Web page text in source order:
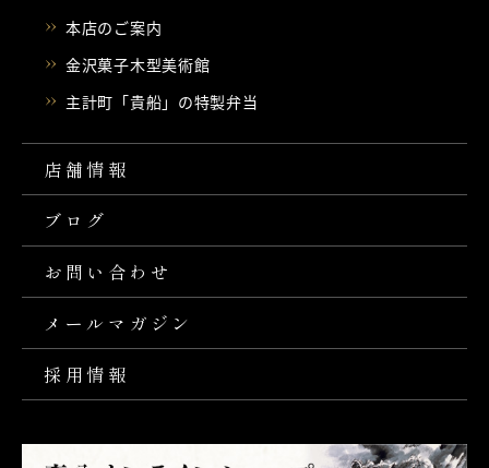
本店のご案内
金沢菓子木型美術館
主計町「貴船」の特製弁当
店舗情報
ブログ
お問い合わせ
メールマガジン
採用情報